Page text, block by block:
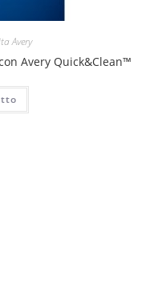
Avery
Avery Quick&Clean™